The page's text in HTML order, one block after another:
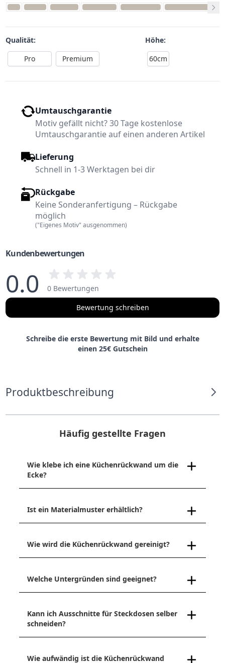
Qualität:
Pro
Premium
Höhe:
60cm
Umtauschgarantie
Motiv gefällt nicht? 30 Tage kostenlose
Umtauschgarantie auf einen anderen Artikel
Lieferung
Schnell in 1-3 Werktagen bei dir
Rückgabe
Keine Sonderanfertigung – Rückgabe
möglich
("Eigenes Motiv" ausgenommen)
Kundenbewertungen
0.0
0 Bewertungen
Bewertung schreiben
Schreibe die erste Bewertung mit Bild und erhalte
einen 25€ Gutschein
Produktbeschreibung
Häufig gestellte Fragen
Wie klebe ich eine Küchenrückwand um die
Ecke?
Ist ein Materialmuster erhältlich?
Wie wird die Küchenrückwand gereinigt?
Welche Untergründen sind geeignet?
Kann ich Ausschnitte für Steckdosen selber
schneiden?
Wie aufwändig ist die Küchenrückwand